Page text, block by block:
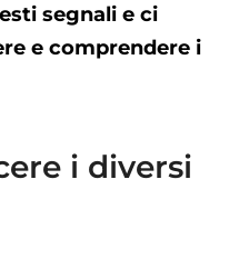
segnali e ci
e comprendere i
i diversi